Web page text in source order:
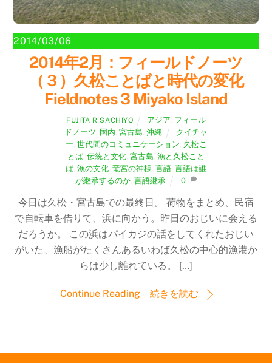
2014/03/06
2014年2月：フィールドノーツ
（３）久松ことばと時代の変化
Fieldnotes 3 Miyako Island
FUJITA R SACHIYO アジア フィール
ドノーツ 国内 ,宮古島 ,沖縄
クイチャ
ー 世代間のコミュニケーション 久松こ
とば 伝統と文化 宮古島 漁と久松こと
ば 漁の文化 竜宮の神様 言語 言語は誰
が継承するのか, 言語継承 0
今日は久松・宮古島での最終日。 荷物をまとめ、民宿
で自転車を借りて、浜に向かう。昨日のおじいに会える
だろうか。 この浜はパイカジの話をしてくれたおじい
がいた、漁船がたくさんあるいわば久松の中心的漁港か
らは少し離れている。 […]
Continue Reading 続きを読む